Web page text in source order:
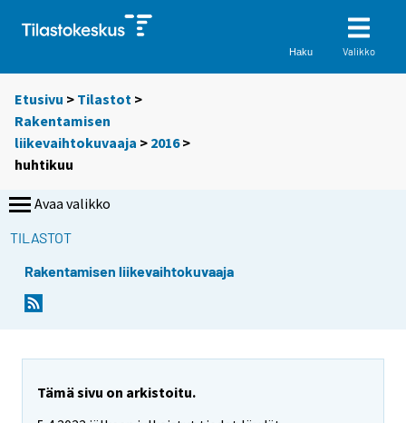
Haku Valikko
Etusivu > Tilastot >
Rakentamisen
liikevaihtokuvaaja > 2016>
huhtikuu
Avaa valikko
TILASTOT
Rakentamisen liikevaihtokuvaaja
Tämä sivu on arkistoitu.